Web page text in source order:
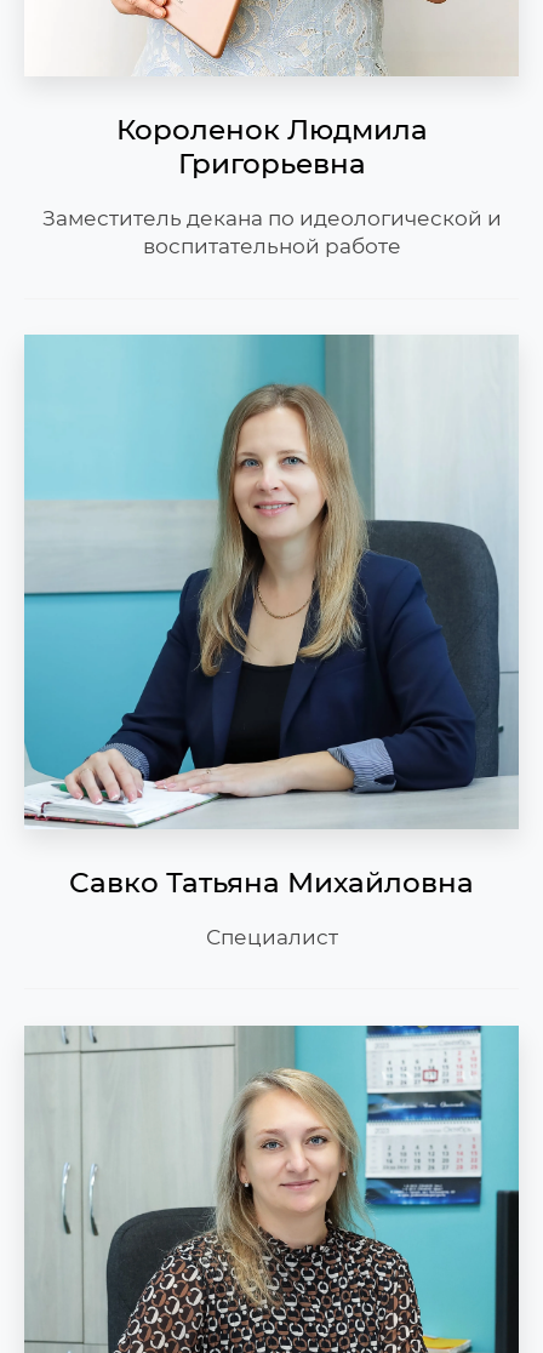
Короленок Людмила
Григорьевна
Заместитель декана по идеологической и
воспитательной работе
Савко Татьяна Михайловна
Специалист